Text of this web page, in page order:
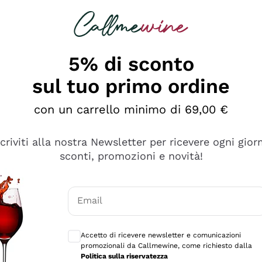
diversi e con un ampio range di prezzo. Le
5% di sconto
sul tuo primo ordine
con un carrello minimo di 69,00 €
alla nostra Newsletter per ricevere ogni
sconti, promozioni e novità!
Email
Accetto di ricevere newsletter e comunicazioni
promozionali da Callmewine, come richiesto dalla
Politica sulla riservatezza